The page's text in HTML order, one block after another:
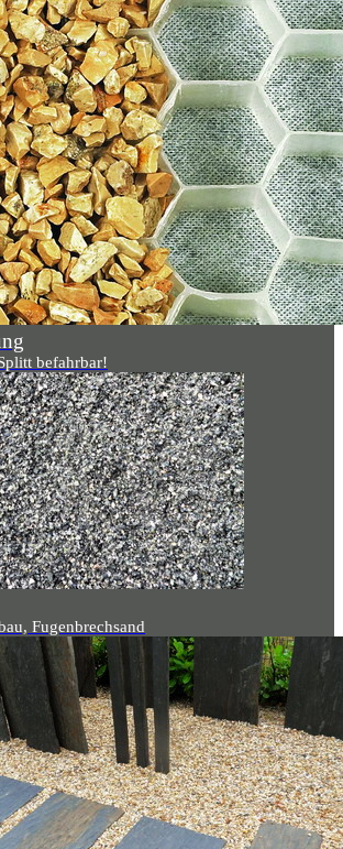
befahrbar!
Fugenbrechsand